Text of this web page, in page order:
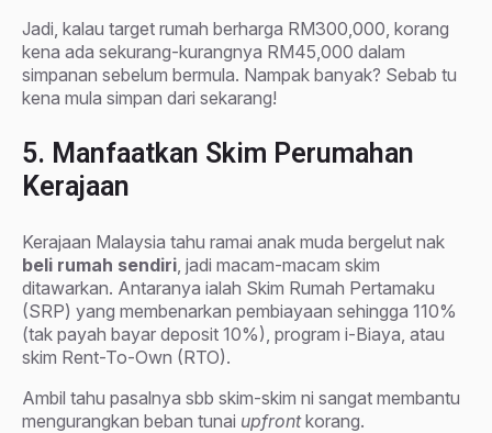
Jadi, kalau target rumah berharga RM300,000, korang
kena ada sekurang-kurangnya RM45,000 dalam
simpanan sebelum bermula. Nampak banyak? Sebab tu
kena mula simpan dari sekarang!
5. Manfaatkan Skim Perumahan
Kerajaan
Kerajaan Malaysia tahu ramai anak muda bergelut nak
beli rumah sendiri , jadi macam-macam skim
ditawarkan. Antaranya ialah Skim Rumah Pertamaku
(SRP) yang membenarkan pembiayaan sehingga 110%
(tak payah bayar deposit 10%), program i-Biaya, atau
skim Rent-To-Own (RTO).
Ambil tahu pasalnya sbb skim-skim ni sangat membantu
mengurangkan beban tunai upfrontkorang.